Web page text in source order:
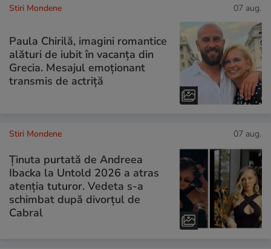
Stiri Mondene 07 aug.
Paula Chirilă, imagini romantice
alături de iubit în vacanța din
Grecia. Mesajul emoționant
transmis de actriță
Stiri Mondene 07 aug.
Ținuta purtată de Andreea
Ibacka la Untold 2026 a atras
atenția tuturor. Vedeta s-a
schimbat după divorțul de
Cabral